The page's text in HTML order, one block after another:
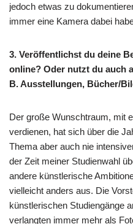
jedoch etwas zu
immer eine Kamera dabei
3. Veröffentlichst du deine
online? Oder nutzt du auch
B. Ausstellungen, Bücher/
Der große Wunschtraum, mit
verdienen, hat sich über die
Thema aber auch nie
der Zeit meiner Studienwahl
andere künstlerische
vielleicht anders aus. Die
künstlerischen Studiengänge
verlangten immer mehr als